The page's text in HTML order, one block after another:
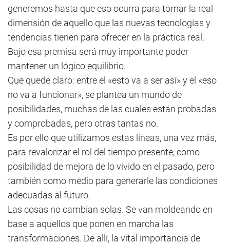
generemos hasta que eso ocurra para tomar la real
dimensión de aquello que las nuevas tecnologías y
tendencias tienen para ofrecer en la práctica real.
Bajo esa premisa será muy importante poder
mantener un lógico equilibrio.
Que quede claro: entre el «esto va a ser así» y el «eso
no va a funcionar», se plantea un mundo de
posibilidades, muchas de las cuales están probadas
y comprobadas, pero otras tantas no.
Es por ello que utilizamos estas líneas, una vez más,
para revalorizar el rol del tiempo presente, como
posibilidad de mejora de lo vivido en el pasado, pero
también como medio para generarle las condiciones
adecuadas al futuro.
Las cosas no cambian solas. Se van moldeando en
base a aquellos que ponen en marcha las
transformaciones. De allí, la vital importancia de